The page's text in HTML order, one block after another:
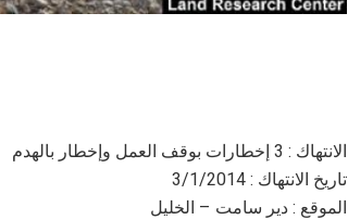
الانتهاك : 3 إخطارات بوقف العمل وإخطار بالهدم
تاريخ الانتهاك : 3/1/2014
الموقع : دير سامت – الخليل